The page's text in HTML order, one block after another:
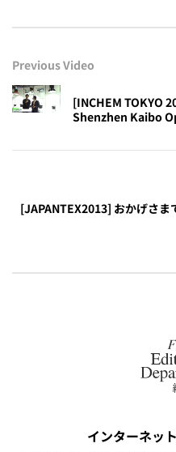
Previous Video
[INCHEM TOKYO
Shenzhen Kaibo
[JAPANTEX2013] おかげさま
インターネッ